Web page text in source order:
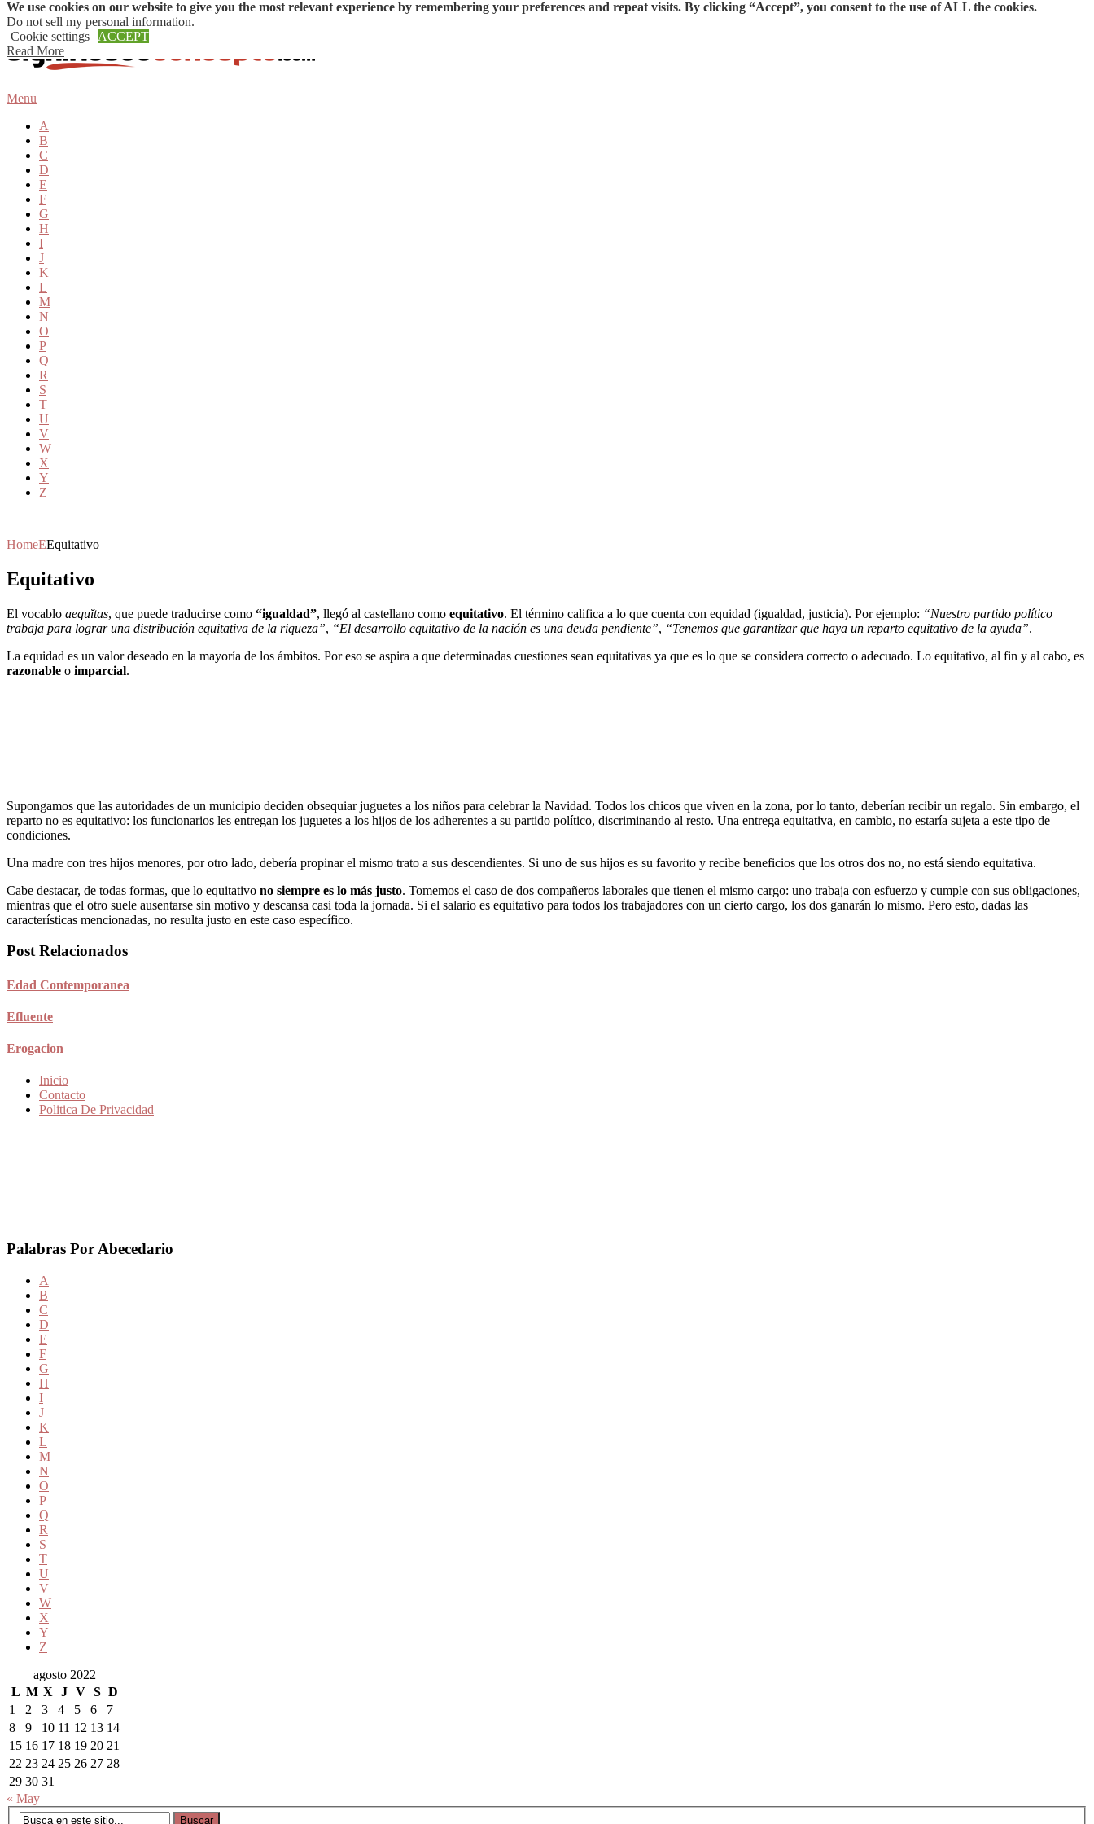
Skip to content
Menu
A
B
C
D
E
F
G
H
I
J
K
L
M
N
O
P
Q
R
S
T
U
V
W
X
Y
Z
HomeEEquitativo
Equitativo
El vocablo aequĭtas, que puede traducirse como “igualdad”, llegó al castellano como equitativo. El término califica a lo que cuenta con equidad (igualdad, justicia). Por ejemplo: “Nuestro partido político
trabaja para lograr una distribución equitativa de la riqueza”, “El desarrollo equitativo de la nación es una deuda pendiente”, “Tenemos que garantizar que haya un reparto equitativo de la ayuda”.
La equidad es un valor deseado en la mayoría de los ámbitos. Por eso se aspira a que determinadas cuestiones sean equitativas ya que es lo que se considera correcto o adecuado. Lo equitativo, al fin y al cabo, es
razonable o imparcial.
Supongamos que las autoridades de un municipio deciden obsequiar juguetes a los niños para celebrar la Navidad. Todos los chicos que viven en la zona, por lo tanto, deberían recibir un regalo. Sin embargo, el
reparto no es equitativo: los funcionarios les entregan los juguetes a los hijos de los adherentes a su partido político, discriminando al resto. Una entrega equitativa, en cambio, no estaría sujeta a este tipo de
condiciones.
Una madre con tres hijos menores, por otro lado, debería propinar el mismo trato a sus descendientes. Si uno de sus hijos es su favorito y recibe beneficios que los otros dos no, no está siendo equitativa.
Cabe destacar, de todas formas, que lo equitativo no siempre es lo más justo. Tomemos el caso de dos compañeros laborales que tienen el mismo cargo: uno trabaja con esfuerzo y cumple con sus obligaciones,
mientras que el otro suele ausentarse sin motivo y descansa casi toda la jornada. Si el salario es equitativo para todos los trabajadores con un cierto cargo, los dos ganarán lo mismo. Pero esto, dadas las
características mencionadas, no resulta justo en este caso específico.
Post Relacionados
Edad Contemporanea
Efluente
Erogacion
Inicio
Contacto
Politica De Privacidad
Palabras Por Abecedario
A
B
C
D
E
F
G
H
I
J
K
L
M
N
O
P
Q
R
S
T
U
V
W
X
Y
Z
agosto 2022
L M X J V S D
1
2 3 4 5 6
7
8
9 10 11 12 13 14
15 16 17 18 19 20 21
22 23 24 25 26 27 28
29 30 31
« May
We use cookies on our website to give you the most relevant experience by remembering your preferences and repeat visits. By clicking “Accept”, you consent to the use of ALL the cookies.
Do not sell my personal information.
Cookie settings
ACCEPT
Read More